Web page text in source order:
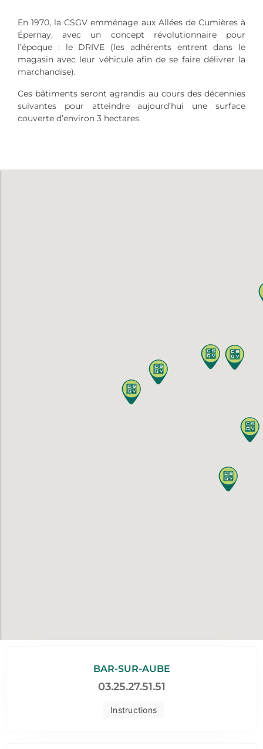
En 1970, la CSGV emménage aux Allées de Cumières à
Épernay, avec un concept révolutionnaire pour
l’époque : le DRIVE (les adhérents entrent dans le
magasin avec leur véhicule afin de se faire délivrer la
marchandise).
Ces bâtiments seront agrandis au cours des décennies
suivantes pour atteindre aujourd’hui une surface
couverte d’environ 3 hectares.
Instructions
BAR-SUR-AUBE
03.25.27.51.51